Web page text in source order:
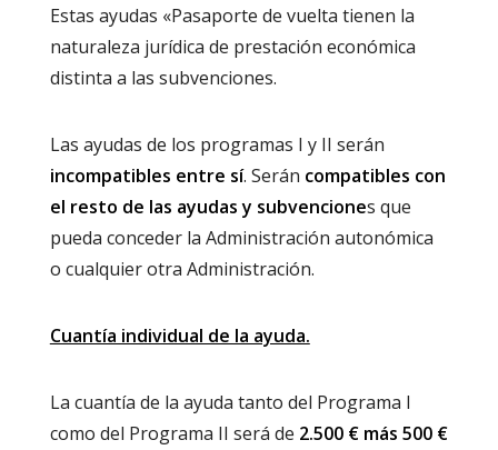
Estas ayudas «Pasaporte de vuelta tienen la
naturaleza jurídica de prestación económica
distinta a las subvenciones.
Las ayudas de los programas I y II serán
incompatibles entre sí. Serán compatibles con
el resto de las ayudas y subvenciones que
pueda conceder la Administración autonómica
o cualquier otra Administración.
Cuantía individual de la ayuda.
La cuantía de la ayuda tanto del Programa I
como del Programa II será de 2.500 € más 500 €